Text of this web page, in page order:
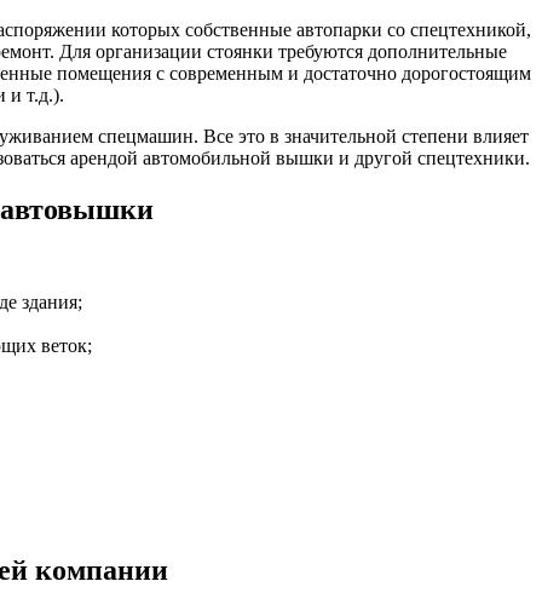
которых собственные автопарки со спецтехникой,
Для организации стоянки требуются дополнительные
помещения с современным и достаточно дорогостоящим
и т.д.).
спецмашин. Все это в значительной степени влияет
арендой автомобильной вышки и другой спецтехники.
здания;
веток;
компании